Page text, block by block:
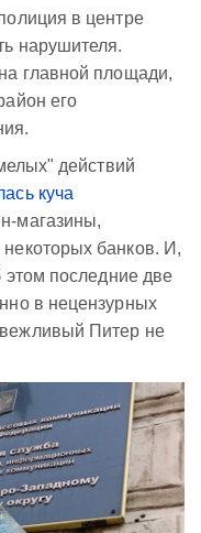
в центре
нарушителя.
главной площади,
его
действий
куча
магазины,
банков. И,
этом последние две
в нецензурных
Питер не